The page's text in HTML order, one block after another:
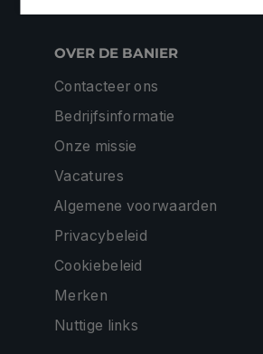
OVER DE BANIER
Contacteer ons
Bedrijfsinformatie
Onze missie
Vacatures
Algemene voorwaarden
Privacybeleid
Cookiebeleid
Merken
Nuttige links